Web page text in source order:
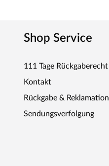
Shop Service
111 Tage Rückgaberecht
Kontakt
Rückgabe & Reklamation
Sendungsverfolgung